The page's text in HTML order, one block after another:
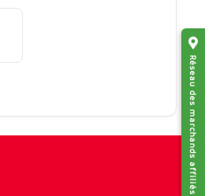
Réseau des marchands affiliés